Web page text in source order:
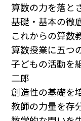
算数の力を落と
基礎・基本の徹
これからの算数
算数授業に五つ
子どもの活動を
二郎
創造性の基礎を
教師の力量を存